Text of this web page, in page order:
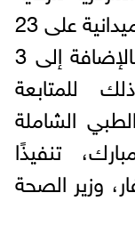
الحرجة والعاجلة قامت بزيارات ميدانية على 23
مستشفى في 7 محافظات، بالإضافة إلى 3
للمتابعة
الشاملة
تنفيذًا
وزير الصحة